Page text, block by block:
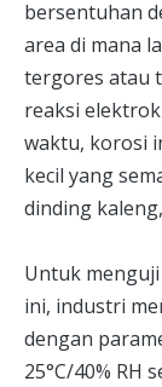
bersentuhan
area di mana
tergores atau
reaksi
waktu, korosi
kecil yang
dinding
Untuk
ini, industri
dengan
25°C/40% RH